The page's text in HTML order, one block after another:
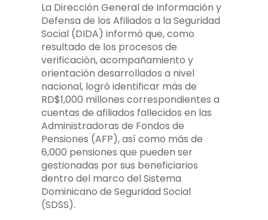
La Dirección General de Información y
Defensa de los Afiliados a la Seguridad
Social (DIDA) informó que, como
resultado de los procesos de
verificación, acompañamiento y
orientación desarrollados a nivel
nacional, logró identificar más de
RD$1,000 millones correspondientes a
cuentas de afiliados fallecidos en las
Administradoras de Fondos de
Pensiones (AFP), así como más de
6,000 pensiones que pueden ser
gestionadas por sus beneficiarios
dentro del marco del Sistema
Dominicano de Seguridad Social
(SDSS).